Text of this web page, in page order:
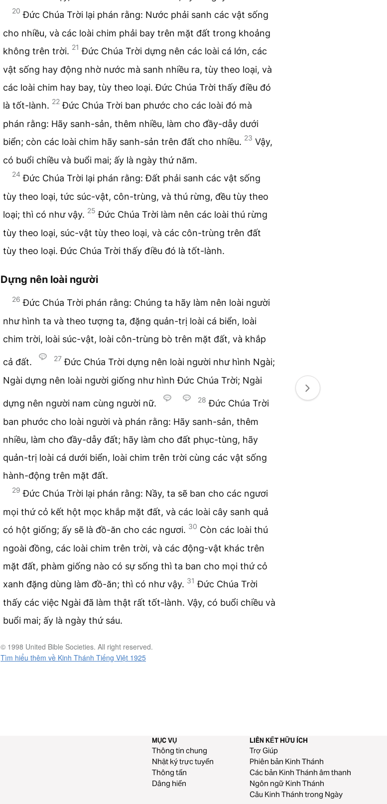
20 Đức Chúa Trời lại phán rằng: Nước phải sanh các vật sống
cho nhiều, và các loài chim phải bay trên mặt đất trong khoảng
không trên trời. 21 Đức Chúa Trời dựng nên các loài cá lớn, các
vật sống hay động nhờ nước mà sanh nhiều ra, tùy theo loại, và
các loài chim hay bay, tùy theo loại. Đức Chúa Trời thấy điều đó
là tốt-lành. 22 Đức Chúa Trời ban phước cho các loài đó mà
phán rằng: Hãy sanh-sản, thêm nhiều, làm cho đầy-dẫy dưới
biển; còn các loài chim hãy sanh-sản trên đất cho nhiều. 23 Vậy,
có buổi chiều và buổi mai; ấy là ngày thứ năm.
24 Đức Chúa Trời lại phán rằng: Đất phải sanh các vật sống
tùy theo loại, tức súc-vật, côn-trùng, và thú rừng, đều tùy theo
loại; thì có như vậy. 25 Đức Chúa Trời làm nên các loài thú rừng
tùy theo loại, súc-vật tùy theo loại, và các côn-trùng trên đất
tùy theo loại. Đức Chúa Trời thấy điều đó là tốt-lành.
Dựng nên loài người
26 Đức Chúa Trời phán rằng: Chúng ta hãy làm nên loài người
như hình ta và theo tượng ta, đặng quản-trị loài cá biển, loài
chim trời, loài súc-vật, loài côn-trùng bò trên mặt đất, và khắp
cả đất. 27 Đức Chúa Trời dựng nên loài người như hình Ngài;
Ngài dựng nên loài người giống như hình Đức Chúa Trời; Ngài
dựng nên người nam cùng người nữ. 28 Đức Chúa Trời
ban phước cho loài người và phán rằng: Hãy sanh-sản, thêm
nhiều, làm cho đầy-dẫy đất; hãy làm cho đất phục-tùng, hãy
quản-trị loài cá dưới biển, loài chim trên trời cùng các vật sống
hành-động trên mặt đất.
29 Đức Chúa Trời lại phán rằng: Nầy, ta sẽ ban cho các ngươi
mọi thứ cỏ kết hột mọc khắp mặt đất, và các loài cây sanh quả
có hột giống; ấy sẽ là đồ-ăn cho các ngươi. 30 Còn các loài thú
ngoài đồng, các loài chim trên trời, và các động-vật khác trên
mặt đất, phàm giống nào có sự sống thì ta ban cho mọi thứ cỏ
xanh đặng dùng làm đồ-ăn; thì có như vậy. 31 Đức Chúa Trời
thấy các việc Ngài đã làm thật rất tốt-lành. Vậy, có buổi chiều và
buổi mai; ấy là ngày thứ sáu.
© 1998 United Bible Societies. All right reserved.
Tìm hiểu thêm về Kinh Thánh Tiếng Việt 1925
MỤC VỤ
Thông tin chung
Nhật ký trực tuyến
Thông tấn
Dâng hiến
LIÊN KẾT HỮU ÍCH
Trợ Giúp
Phiên bản Kinh Thánh
Các bản Kinh Thánh âm thanh
Ngôn ngữ Kinh Thánh
Câu Kinh Thánh trong Ngày